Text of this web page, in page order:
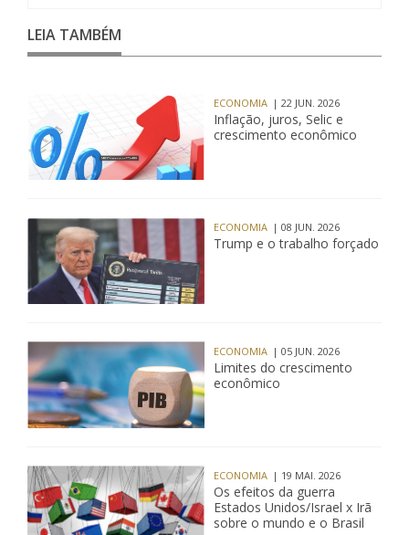
LEIA TAMBÉM
ECONOMIA | 22 JUN. 2026
Inflação, juros, Selic e
crescimento econômico
ECONOMIA | 08 JUN. 2026
Trump e o trabalho forçado
ECONOMIA | 05 JUN. 2026
Limites do crescimento
econômico
ECONOMIA | 19 MAI. 2026
Os efeitos da guerra
Estados Unidos/Israel x Irã
sobre o mundo e o Brasil